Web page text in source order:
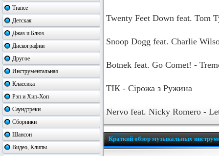
Trance
Детская
Джаз и Блюз
Дискографии
Другое
Инструментальная
Классика
Рэп и Хип-Хоп
Саундтреки
Сборники
Шансон
Видео, Клипы
Twenty Feet Down feat. Tom
Snoop Dogg feat. Charlie
Botnek feat. Go Comet! -
ТІК - Сірожа з Ружина
Nervo feat. Nicky Romero -
Краткий обзор музыкальных